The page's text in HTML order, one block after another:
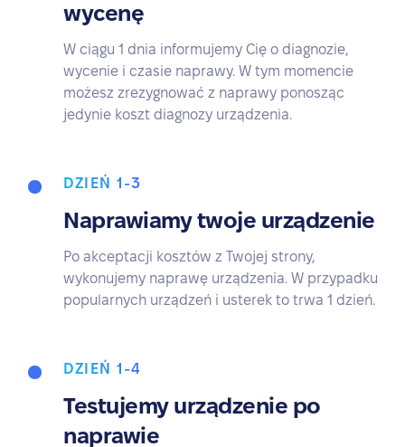
wycenę
W ciągu 1 dnia informujemy Cię o diagnozie,
wycenie i czasie naprawy. W tym momencie
możesz zrezygnować z naprawy ponosząc
jedynie koszt diagnozy urządzenia.
DZIEŃ 1-3
Naprawiamy twoje urządzenie
Po akceptacji kosztów z Twojej strony,
wykonujemy naprawę urządzenia. W przypadku
popularnych urządzeń i usterek to trwa 1 dzień.
DZIEŃ 1-4
Testujemy urządzenie po
naprawie